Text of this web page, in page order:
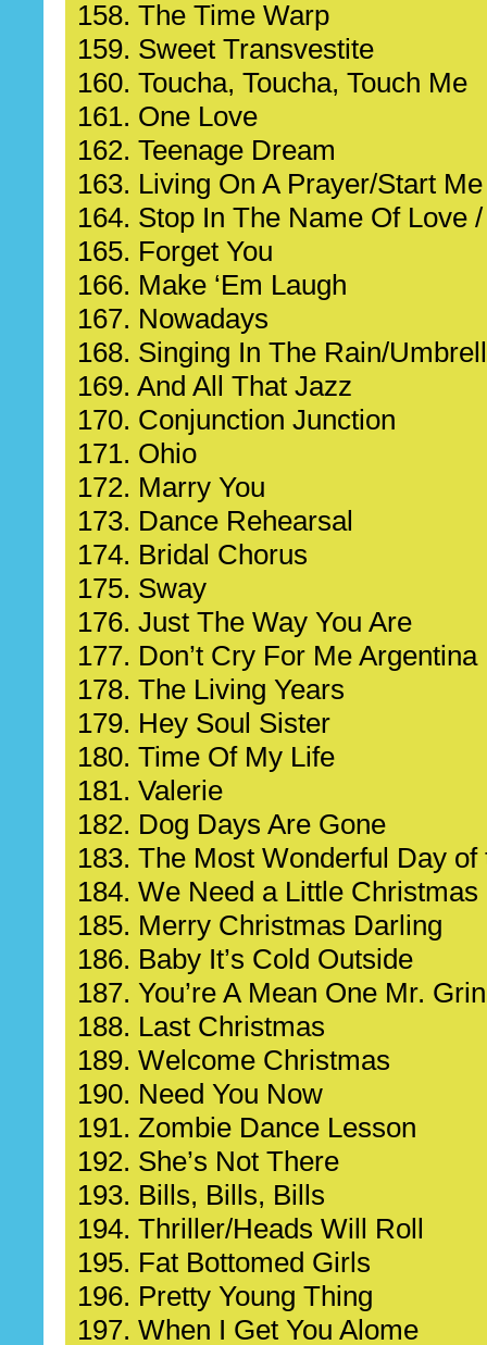
158. The Time Warp
159. Sweet Transvestite
160. Toucha, Toucha, Touch Me
161. One Love
162. Teenage Dream
163. Living On A Prayer/Start
164. Stop In The Name Of Love
165. Forget You
166. Make ‘Em Laugh
167. Nowadays
168. Singing In The Rain/
169. And All That Jazz
170. Conjunction Junction
171. Ohio
172. Marry You
173. Dance Rehearsal
174. Bridal Chorus
175. Sway
176. Just The Way You Are
177. Don’t Cry For Me Argentina
178. The Living Years
179. Hey Soul Sister
180. Time Of My Life
181. Valerie
182. Dog Days Are Gone
183. The Most Wonderful Day of
184. We Need a Little Christmas
185. Merry Christmas Darling
186. Baby It’s Cold Outside
187. You’re A Mean One Mr.
188. Last Christmas
189. Welcome Christmas
190. Need You Now
191. Zombie Dance Lesson
192. She’s Not There
193. Bills, Bills, Bills
194. Thriller/Heads Will Roll
195. Fat Bottomed Girls
196. Pretty Young Thing
197. When I Get You Alome